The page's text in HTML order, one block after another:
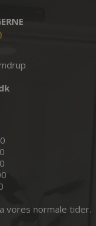
vores normale tider.